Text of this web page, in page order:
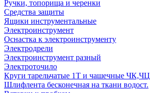
Ручки, топорища и черенки
Средства защиты
Ящики инструментальные
Электроинструмент
Оснастка к электроинструменту
Электродрели
Электроинструмент разный
Электроточило
Круги тарельчатые 1Т и чашечные ЧК,ЧЦ
Шлифлента бесконечная на ткани водост.